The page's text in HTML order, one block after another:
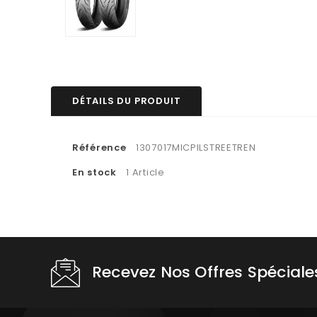
DÉTAILS DU PRODUIT
Référence
1307017MICPILSTREETREN
En stock
1 Article
Recevez Nos Offres